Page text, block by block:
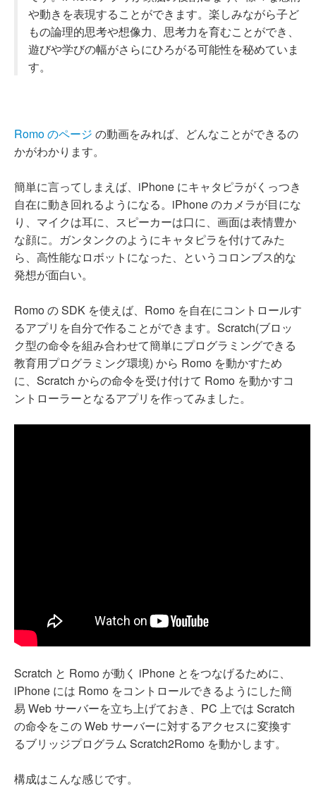
や動きを表現することができます。楽しみながら子ど
もの論理的思考や想像力、思考力を育むことができ、
遊びや学びの幅がさらにひろがる可能性を秘めていま
す。
Romo のページ の動画をみれば、どんなことができるの
かがわかります。
簡単に言ってしまえば、iPhone にキャタピラがくっつき
自在に動き回れるようになる。iPhone のカメラが目にな
り、マイクは耳に、スピーカーは口に、画面は表情豊か
な顔に。ガンタンクのようにキャタピラを付けてみた
ら、高性能なロボットになった、というコロンブス的な
発想が面白い。
Romo の SDK を使えば、Romo を自在にコントロールす
るアプリを自分で作ることができます。Scratch(ブロッ
ク型の命令を組み合わせて簡単にプログラミングできる
教育用プログラミング環境) から Romo を動かすため
に、Scratch からの命令を受け付けて Romo を動かすコ
ントローラーとなるアプリを作ってみました。
Scratch と Romo が動く iPhone とをつなげるために、
iPhone には Romo をコントロールできるようにした簡
易 Web サーバーを立ち上げておき、PC 上では Scratch
の命令をこの Web サーバーに対するアクセスに変換す
るブリッジプログラム Scratch2Romo を動かします。
構成はこんな感じです。